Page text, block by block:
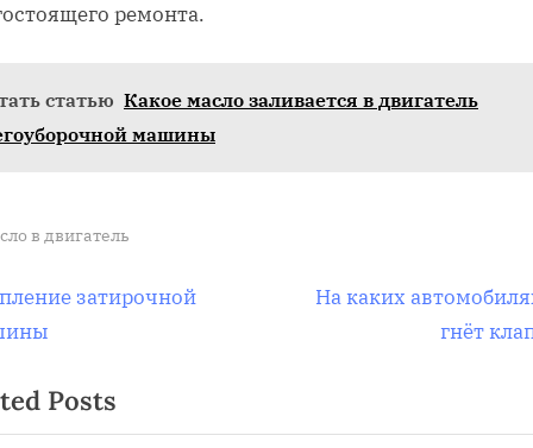
ремонта.
статью Какое масло заливается в двигатель
машины
в двигатель
затирочной
N
P
На каких
гнёт
Posts